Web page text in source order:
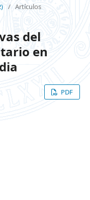
/ Artículos
del
en
PDF